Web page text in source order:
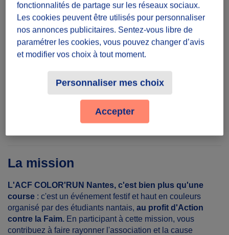
Une demi-journée
Lieu
All. du Château du Tertre, 44300 Nantes,
Partager le défi
La mission
L'ACF COLOR'RUN Nantes, c'est bien plus qu'une
course : c'est un événement festif et haut en couleurs
organisé par des étudiants nantais, au profit d'Action
contre la Faim. En participant à cette mission, vous
contribuez à faire rayonner l'association et la cause
fonctionnalités de partage sur les réseaux sociaux.
Les cookies peuvent être utilisés pour personnaliser
nos annonces publicitaires. Sentez-vous libre de
paramétrer les cookies, vous pouvez changer d’avis
et modifier vos choix à tout moment.
Personnaliser mes choix
Accepter